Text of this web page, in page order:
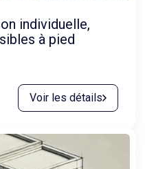
individuelle,
à pied
Voir les détails